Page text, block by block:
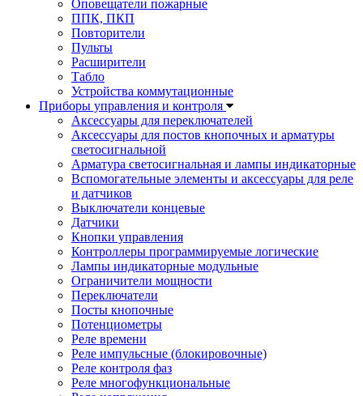
Оповещатели пожарные
ППК, ПКП
Повторители
Пульты
Расширители
Табло
Устройства коммутационные
Приборы управления и контроля
Аксессуары для переключателей
Аксессуары для постов кнопочных и арматуры
светосигнальной
Арматура светосигнальная и лампы индикаторные
Вспомогательные элементы и аксессуары для реле
и датчиков
Выключатели концевые
Датчики
Кнопки управления
Контроллеры программируемые логические
Лампы индикаторные модульные
Ограничители мощности
Переключатели
Посты кнопочные
Потенциометры
Реле времени
Реле импульсные (блокировочные)
Реле контроля фаз
Реле многофункциональные